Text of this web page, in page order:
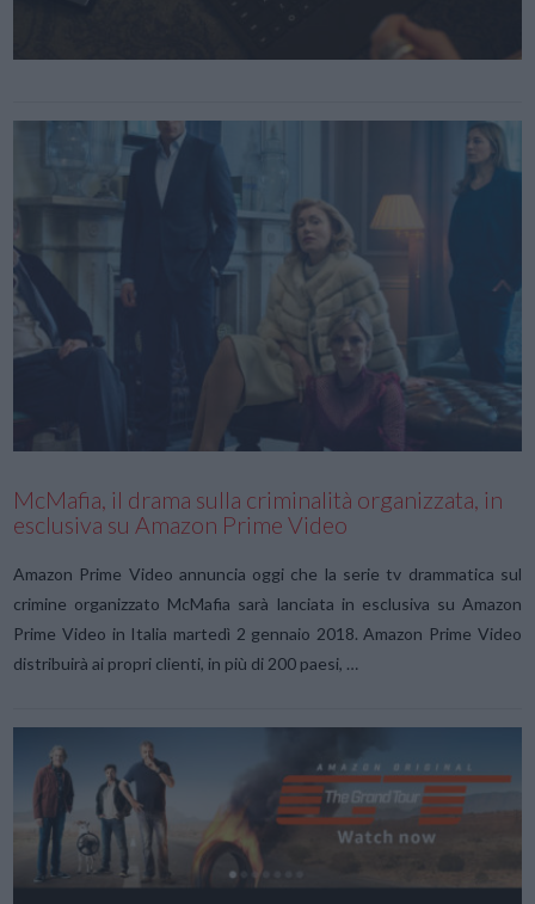
McMafia, il drama sulla criminalità organizzata, in
esclusiva su Amazon Prime Video
Amazon Prime Video annuncia oggi che la serie tv drammatica sul
crimine organizzato McMafia sarà lanciata in esclusiva su Amazon
Prime Video in Italia martedì 2 gennaio 2018. Amazon Prime Video
distribuirà ai propri clienti, in più di 200 paesi, …